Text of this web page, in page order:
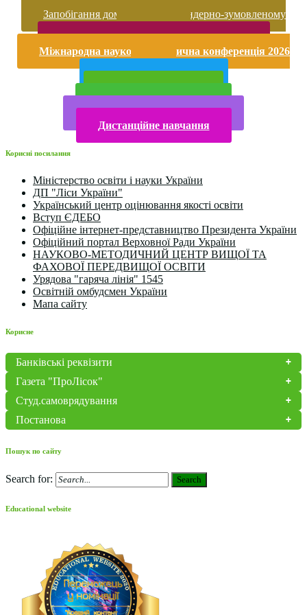
Запобігання домашньому та гендерно-зумовленому
Міжнародна науково-практична конференція 2026
Дистанційне навчання
Корисні посилання
Міністерство освіти і науки України
ДП "Ліси України"
Український центр оцінювання якості освіти
Вступ ЄДЕБО
Офіційне інтернет-представництво Президента України
Офіційний портал Верховної Ради України
НАУКОВО-МЕТОДИЧНИЙ ЦЕНТР ВИЩОЇ ТА
ФАХОВОЇ ПЕРЕДВИЩОЇ ОСВІТИ
Урядова "гаряча лінія" 1545
Освітній омбудсмен України
Мапа сайту
Корисне
Банківські реквізити
Газета "ПроЛісок"
Студ.самоврядування
Постанова
Пошук по сайту
Search for: Search
Educational website